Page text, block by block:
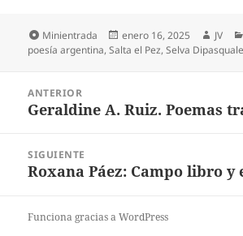
Formato
Minientrada
Publicado
el
enero 16, 2025 Autor
JV
poesía argentina,Salta el Pez,Selva Dipasquale
entradas
ANTERIOR
Entrada
Geraldine A. Ruiz. Poemas
SIGUIENTE
Entrada
Roxana Páez: Campo libro y
Funciona gracias a WordPress